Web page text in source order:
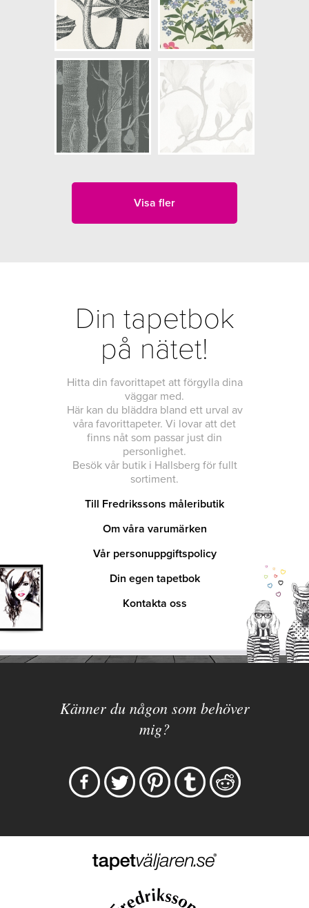
Visa fler
Din tapetbok
på nätet!
Hitta din favorittapet att förgylla dina
väggar med.
Här kan du bläddra bland ett urval av
våra favorittapeter. Vi lovar att det
finns nåt som passar just din
personlighet.
Besök vår butik i Hallsberg för fullt
sortiment.
Till Fredrikssons måleributik
Om våra varumärken
Vår personuppgiftspolicy
Din egen tapetbok
Kontakta oss
Känner du någon som behöver
mig?